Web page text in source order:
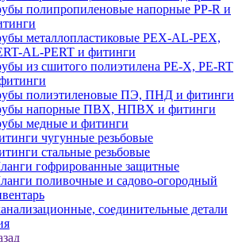
полипропиленовые напорные PP-R и
металлопластиковые PEX-AL-PEX,
AL-PERT и фитинги
из сшитого полиэтилена PE-X, PE-RT
полиэтиленовые ПЭ, ПНД и фитинги
напорные ПВХ, НПВХ и фитинги
медные и фитинги
чугунные резьбовые
стальные резьбовые
гофрированные защитные
поливочные и садово-огородный
соединительные детали